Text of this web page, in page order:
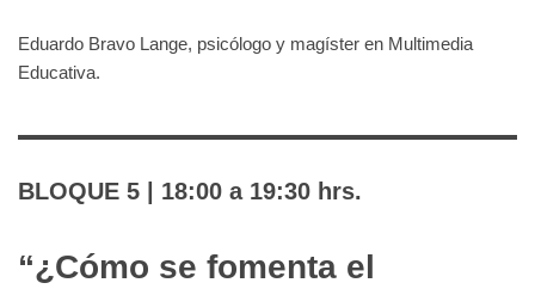
Eduardo Bravo Lange, psicólogo y magíster en Multimedia
Educativa.
BLOQUE 5 | 18:00 a 19:30 hrs.
“¿Cómo se fomenta el